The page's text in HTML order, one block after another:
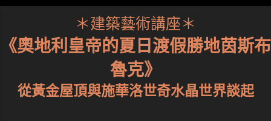
＊建築藝術講座＊
《奧地利皇帝的夏日渡假勝地茵斯布
魯克》
從黃金屋頂與施華洛世奇水晶世界談起